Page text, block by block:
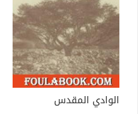
الوادي المقدس